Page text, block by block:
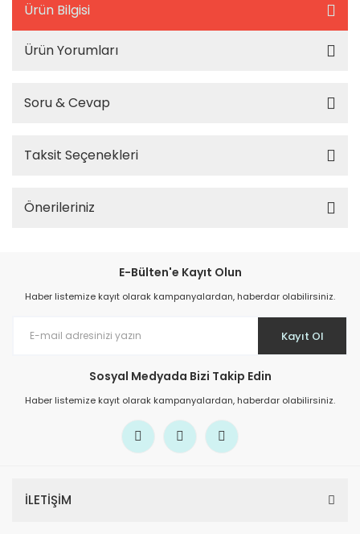
Ürün Bilgisi
Ürün Yorumları
Soru & Cevap
Taksit Seçenekleri
Önerileriniz
E-Bülten'e Kayıt Olun
Haber listemize kayıt olarak kampanyalardan, haberdar olabilirsiniz.
Kayıt Ol
Sosyal Medyada Bizi Takip Edin
Haber listemize kayıt olarak kampanyalardan, haberdar olabilirsiniz.
İLETİŞİM